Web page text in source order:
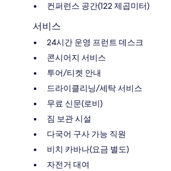
컨퍼런스 공간(122 제곱미터)
서비스
24시간 운영 프런트 데스크
콘시어지 서비스
투어/티켓 안내
드라이클리닝/세탁 서비스
무료 신문(로비)
짐 보관 시설
다국어 구사 가능 직원
비치 카바나(요금 별도)
자전거 대여